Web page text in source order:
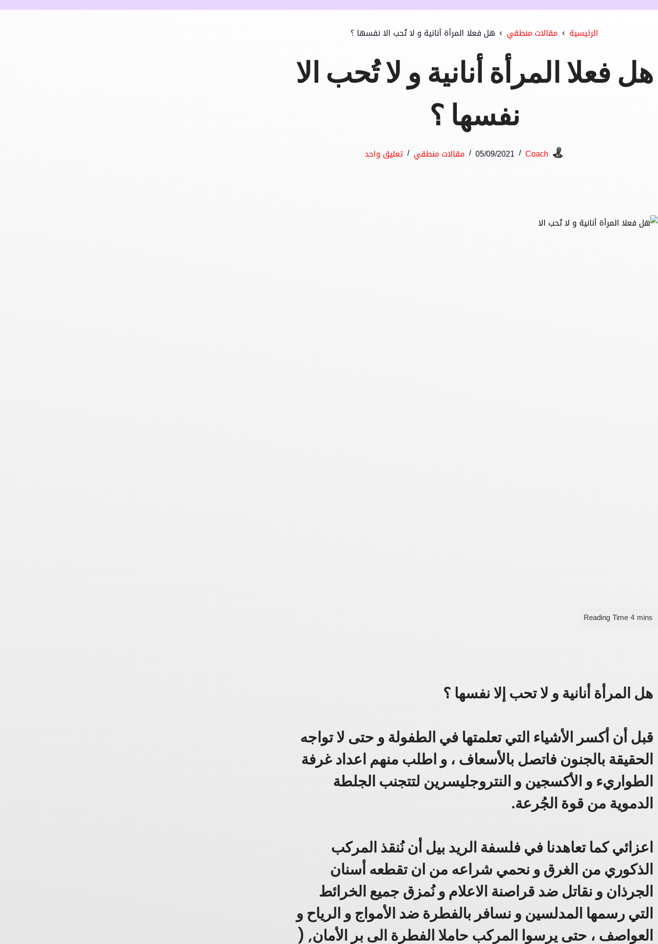
الرئيسية مقالات منطقي هل فعلا المرأة أنانية و لا تُحب الا نفسها ؟
هل فعلا المرأة أنانية و لا تُحب الا
نفسها ؟
Coach
05/09/2021 مقالات منطقي تعليق واحد
هل المرأة أنانية و لا تحب إلا نفسها ؟
قبل أن أكسر الأشياء التي تعلمتها في الطفولة و حتى لا تواجه
الحقيقة بالجنون فاتصل بالأسعاف ، و اطلب منهم اعداد غرفة
الطواريء و الأكسجين و النتروجليسرين لتتجنب الجلطة
الدموية من قوة الجُرعة.
اعزائي كما تعاهدنا في فلسفة الريد بيل أن نُنقذ المركب
الذكوري من الغرق و نحمي شراعه من ان تقطعه أسنان
الجرذان و نقاتل ضد قراصنة الاعلام و نُمزق جميع الخرائط
التي رسمها المدلسين و نسافر بالفطرة ضد الأمواج و الرياح و
العواصف ، حتى يرسوا المركب حاملا الفطرة الى بر الأمان, (